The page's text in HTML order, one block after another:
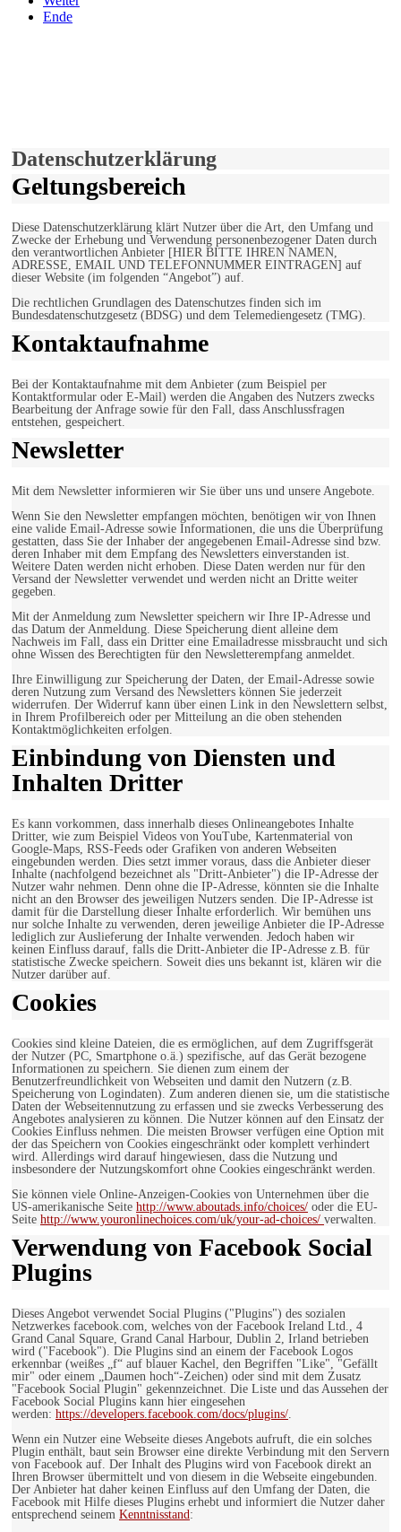
Ende
Datenschutzerklärung
Geltungsbereich
Diese Datenschutzerklärung klärt Nutzer über die Art, den Umfang und
Zwecke der Erhebung und Verwendung personenbezogener Daten durch
den verantwortlichen Anbieter [HIER BITTE IHREN NAMEN,
ADRESSE, EMAIL UND TELEFONNUMMER EINTRAGEN] auf
dieser Website (im folgenden “Angebot”) auf.
Die rechtlichen Grundlagen des Datenschutzes finden sich im
Bundesdatenschutzgesetz (BDSG) und dem Telemediengesetz (TMG).
Kontaktaufnahme
Bei der Kontaktaufnahme mit dem Anbieter (zum Beispiel per
Kontaktformular oder E-Mail) werden die Angaben des Nutzers zwecks
Bearbeitung der Anfrage sowie für den Fall, dass Anschlussfragen
entstehen, gespeichert.
Newsletter
Mit dem Newsletter informieren wir Sie über uns und unsere Angebote.
Wenn Sie den Newsletter empfangen möchten, benötigen wir von Ihnen
eine valide Email-Adresse sowie Informationen, die uns die Überprüfung
gestatten, dass Sie der Inhaber der angegebenen Email-Adresse sind bzw.
deren Inhaber mit dem Empfang des Newsletters einverstanden ist.
Weitere Daten werden nicht erhoben. Diese Daten werden nur für den
Versand der Newsletter verwendet und werden nicht an Dritte weiter
gegeben.
Mit der Anmeldung zum Newsletter speichern wir Ihre IP-Adresse und
das Datum der Anmeldung. Diese Speicherung dient alleine dem
Nachweis im Fall, dass ein Dritter eine Emailadresse missbraucht und sich
ohne Wissen des Berechtigten für den Newsletterempfang anmeldet.
Ihre Einwilligung zur Speicherung der Daten, der Email-Adresse sowie
deren Nutzung zum Versand des Newsletters können Sie jederzeit
widerrufen. Der Widerruf kann über einen Link in den Newslettern selbst,
in Ihrem Profilbereich oder per Mitteilung an die oben stehenden
Kontaktmöglichkeiten erfolgen.
Einbindung von Diensten und
Inhalten Dritter
Es kann vorkommen, dass innerhalb dieses Onlineangebotes Inhalte
Dritter, wie zum Beispiel Videos von YouTube, Kartenmaterial von
Google-Maps, RSS-Feeds oder Grafiken von anderen Webseiten
eingebunden werden. Dies setzt immer voraus, dass die Anbieter dieser
Inhalte (nachfolgend bezeichnet als "Dritt-Anbieter") die IP-Adresse der
Nutzer wahr nehmen. Denn ohne die IP-Adresse, könnten sie die Inhalte
nicht an den Browser des jeweiligen Nutzers senden. Die IP-Adresse ist
damit für die Darstellung dieser Inhalte erforderlich. Wir bemühen uns
nur solche Inhalte zu verwenden, deren jeweilige Anbieter die IP-Adresse
lediglich zur Auslieferung der Inhalte verwenden. Jedoch haben wir
keinen Einfluss darauf, falls die Dritt-Anbieter die IP-Adresse z.B. für
statistische Zwecke speichern. Soweit dies uns bekannt ist, klären wir die
Nutzer darüber auf.
Cookies
Cookies sind kleine Dateien, die es ermöglichen, auf dem Zugriffsgerät
der Nutzer (PC, Smartphone o.ä.) spezifische, auf das Gerät bezogene
Informationen zu speichern. Sie dienen zum einem der
Benutzerfreundlichkeit von Webseiten und damit den Nutzern (z.B.
Speicherung von Logindaten). Zum anderen dienen sie, um die statistische
Daten der Webseitennutzung zu erfassen und sie zwecks Verbesserung des
Angebotes analysieren zu können. Die Nutzer können auf den Einsatz der
Cookies Einfluss nehmen. Die meisten Browser verfügen eine Option mit
der das Speichern von Cookies eingeschränkt oder komplett verhindert
wird. Allerdings wird darauf hingewiesen, dass die Nutzung und
insbesondere der Nutzungskomfort ohne Cookies eingeschränkt werden.
Sie können viele Online-Anzeigen-Cookies von Unternehmen über die
US-amerikanische Seite http://www.aboutads.info/choices/ oder die EU-
Seite http://www.youronlinechoices.com/uk/your-ad-choices/ verwalten.
Verwendung von Facebook Social
Plugins
Dieses Angebot verwendet Social Plugins ("Plugins") des sozialen
Netzwerkes facebook.com, welches von der Facebook Ireland Ltd., 4
Grand Canal Square, Grand Canal Harbour, Dublin 2, Irland betrieben
wird ("Facebook"). Die Plugins sind an einem der Facebook Logos
erkennbar (weißes „f“ auf blauer Kachel, den Begriffen "Like", "Gefällt
mir" oder einem „Daumen hoch“-Zeichen) oder sind mit dem Zusatz
"Facebook Social Plugin" gekennzeichnet. Die Liste und das Aussehen der
Facebook Social Plugins kann hier eingesehen
werden: https://developers.facebook.com/docs/plugins/.
Wenn ein Nutzer eine Webseite dieses Angebots aufruft, die ein solches
Plugin enthält, baut sein Browser eine direkte Verbindung mit den Servern
von Facebook auf. Der Inhalt des Plugins wird von Facebook direkt an
Ihren Browser übermittelt und von diesem in die Webseite eingebunden.
Der Anbieter hat daher keinen Einfluss auf den Umfang der Daten, die
Facebook mit Hilfe dieses Plugins erhebt und informiert die Nutzer daher
entsprechend seinem Kenntnisstand: